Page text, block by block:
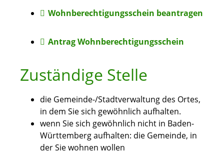
Wohnberechtigungsschein beantragen
Antrag Wohnberechtigungsschein
Zuständige Stelle
die Gemeinde-/Stadtverwaltung des Ortes,
in dem Sie sich gewöhnlich aufhalten.
wenn Sie sich gewöhnlich nicht in Baden-
Württemberg aufhalten: die Gemeinde, in
der Sie wohnen wollen